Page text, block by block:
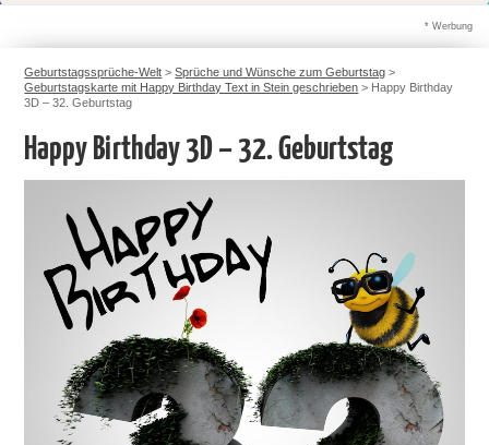
* Werbung
Geburtstagssprüche-Welt >Sprüche und Wünsche zum Geburtstag >
Geburtstagskarte mit Happy Birthday Text in Stein geschrieben > Happy Birthday
3D – 32. Geburtstag
Happy Birthday 3D – 32. Geburtstag